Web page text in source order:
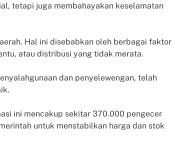
tetapi juga membahayakan keselamatan
Hal ini disebabkan oleh berbagai faktor
atau distribusi yang tidak merata.
dan penyelewengan, telah
ini mencakup sekitar 370.000 pengecer
untuk menstabilkan harga dan stok